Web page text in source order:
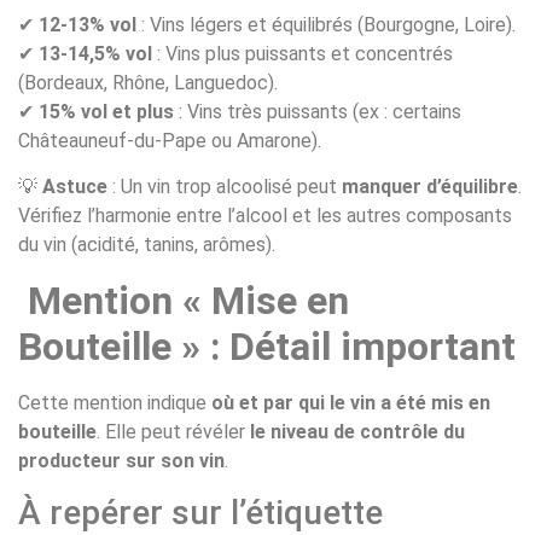
✔ 12-13% vol : Vins légers et équilibrés (Bourgogne, Loire).
✔ 13-14,5% vol : Vins plus puissants et concentrés
(Bordeaux, Rhône, Languedoc).
✔ 15% vol et plus : Vins très puissants (ex : certains
Châteauneuf-du-Pape ou Amarone).
💡 Astuce : Un vin trop alcoolisé peut manquer d’équilibre.
Vérifiez l’harmonie entre l’alcool et les autres composants
du vin (acidité, tanins, arômes).
Mention « Mise en
Bouteille » : Détail important
Cette mention indique où et par qui le vin a été mis en
bouteille . Elle peut révéler le niveau de contrôle du
producteur sur son vin
À repérer sur l’étiquette